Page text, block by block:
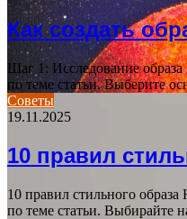
Как создать
Шаг 1: Исследование
по теме статьи. Выберите
Советы
19.11.2025
10 правил
10 правил стильного
по теме статьи. Выбирайте